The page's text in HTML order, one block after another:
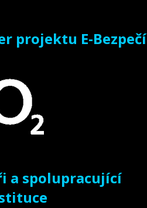
projektu E-Bezpečí
a spolupracující